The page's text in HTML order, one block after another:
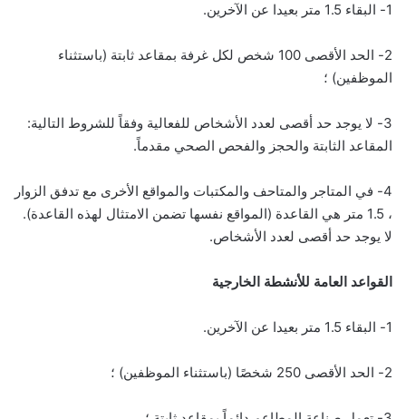
1- البقاء 1.5 متر بعيدا عن الآخرين.
2- الحد الأقصى 100 شخص لكل غرفة بمقاعد ثابتة (باستثناء
الموظفين) ؛
3- لا يوجد حد أقصى لعدد الأشخاص للفعالية وفقاً للشروط التالية:
المقاعد الثابتة والحجز والفحص الصحي مقدماً.
4- في المتاجر والمتاحف والمكتبات والمواقع الأخرى مع تدفق الزوار
، 1.5 متر هي القاعدة (المواقع نفسها تضمن الامتثال لهذه القاعدة).
لا يوجد حد أقصى لعدد الأشخاص.
القواعد العامة للأنشطة الخارجية
1- البقاء 1.5 متر بعيدا عن الآخرين.
2- الحد الأقصى 250 شخصًا (باستثناء الموظفين) ؛